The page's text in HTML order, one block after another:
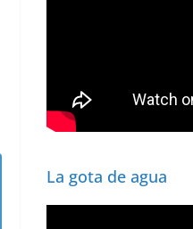
La gota de agua